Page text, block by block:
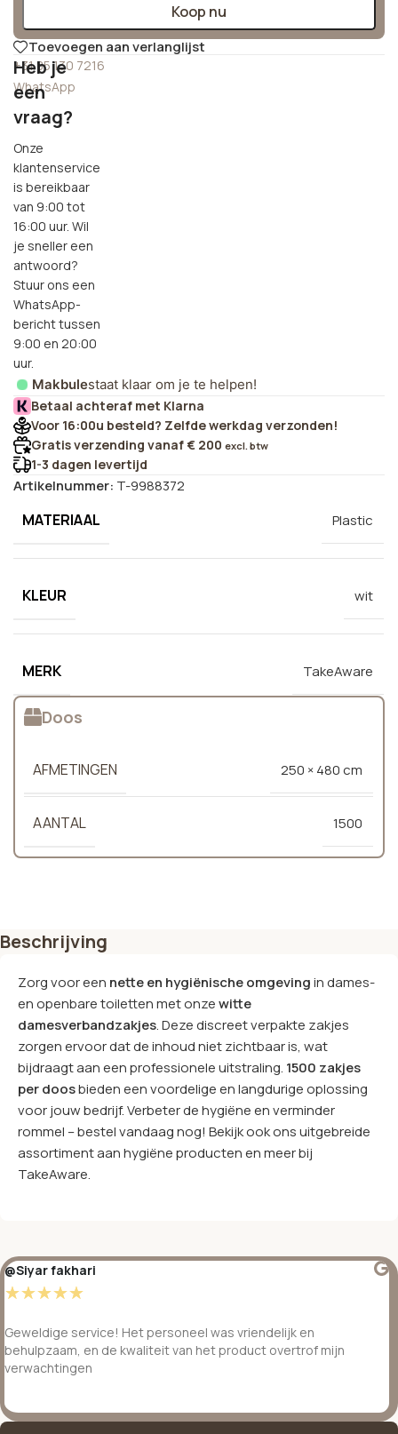
Koop nu
Toevoegen aan verlanglijst
+31 85 130 7216
WhatsApp
Heb je
een
vraag?
Onze
klantenservice
is bereikbaar
van 9:00 tot
16:00 uur. Wil
je sneller een
antwoord?
Stuur ons een
WhatsApp-
bericht tussen
9:00 en 20:00
uur.
Makbulestaat klaar om je te helpen!
Betaal achteraf met Klarna
Voor 16:00u besteld? Zelfde werkdag verzonden!
Gratis verzending vanaf € 200 excl. btw
1-3 dagen levertijd
Artikelnummer: T-9988372
MATERIAAL Plastic
KLEUR wit
MERK TakeAware
Doos
AFMETINGEN 250 × 480 cm
AANTAL 1500
Beschrijving
Zorg voor een nette en hygiënische omgevingin dames-
en openbare toiletten met onzewitte
damesverbandzakjes. Deze discreet verpakte zakjes
zorgen ervoor dat de inhoud niet zichtbaar is, wat
bijdraagt aan een professionele uitstraling. 1500 zakjes
per doosbieden een voordelige en langdurige oplossing
voor jouw bedrijf. Verbeter de hygiëne en verminder
rommel – bestel vandaag nog! Bekijk ook ons uitgebreide
assortiment aan hygiëne producten en meer bij
TakeAware.
@Siyar fakhari
☆☆☆☆☆
Geweldige service! Het personeel was vriendelijk en
behulpzaam, en de kwaliteit van het product overtrof mijn
verwachtingen